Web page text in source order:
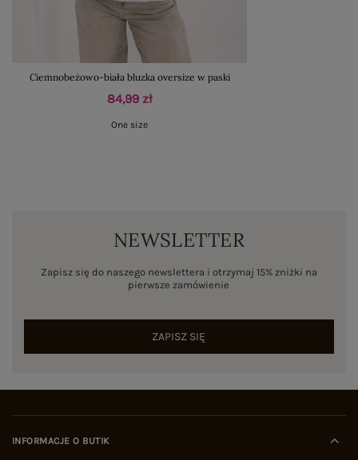
Ciemnobeżowo-biała bluzka oversize w paski
84,99 zł
One size
NEWSLETTER
Zapisz się do naszego newslettera i otrzymaj 15% zniżki na
pierwsze zamówienie
ZAPISZ SIĘ
INFORMACJE O BUTIK